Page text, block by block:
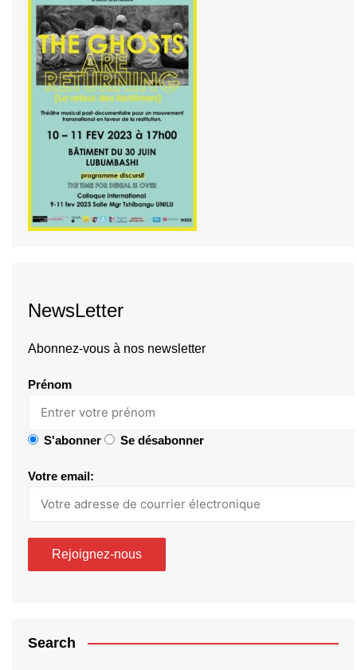
NewsLetter
Abonnez-vous à nos newsletter
Prénom
S'abonner Se désabonner
Votre email:
Search